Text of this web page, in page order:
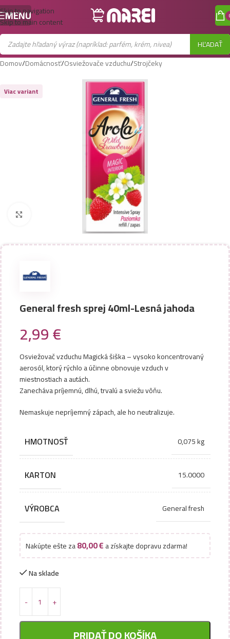
Skip to navigation
Skip to main content
MENU
HĽADAŤ
Domov/Domácnosť/Osviežovače vzduchu/Strojčeky
Viac variant
Zobraziť väčší obrázok
General fresh sprej 40ml-Lesná jahoda
2,99€
Osviežovač vzduchu Magická šiška – vysoko koncentrovaný
aerosól, ktorý rýchlo a účinne obnovuje vzduch v
miestnostiach a autách.
Zanecháva príjemnú, dlhú, trvalú a sviežu vôňu.
Nemaskuje nepríjemný zápach, ale ho neutralizuje.
HMOTNOSŤ 0,075 kg
KARTON 15.0000
VÝROBCA General fresh
Nakúpte ešte za80,00€a získajte dopravu zdarma!
Na sklade
PRIDAŤ DO KOŠÍKA